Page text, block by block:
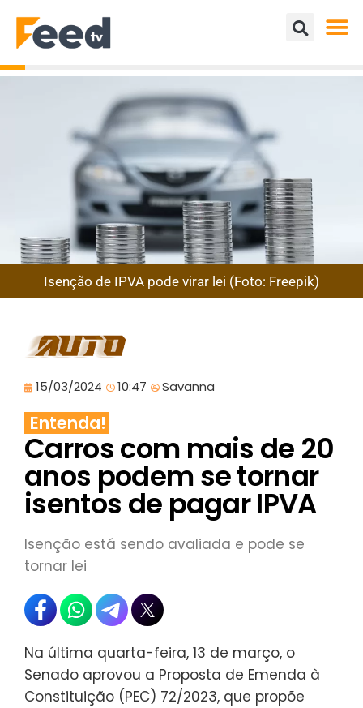
Isenção de IPVA pode virar lei (Foto: Freepik)
15/03/2024 10:47 Savanna
Entenda!
Carros com mais de 20
anos podem se tornar
isentos de pagar IPVA
Isenção está sendo avaliada e pode se
tornar lei
Na última quarta-feira, 13 de março, o
Senado aprovou a Proposta de Emenda à
Constituição (PEC) 72/2023, que propõe